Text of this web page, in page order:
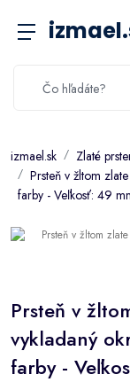
izmael.sk
Zlaté
Prsteň v žltom
farby - Veľkosť: 49
Prsteň v
vykladaný
farby -